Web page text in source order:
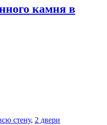
камня в
стену, 2 двери